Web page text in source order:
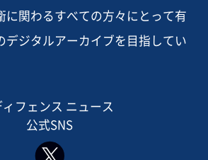
に関わるすべての方々にとって有
デジタルアーカイブを目指してい
フェンス ニュース
公式SNS